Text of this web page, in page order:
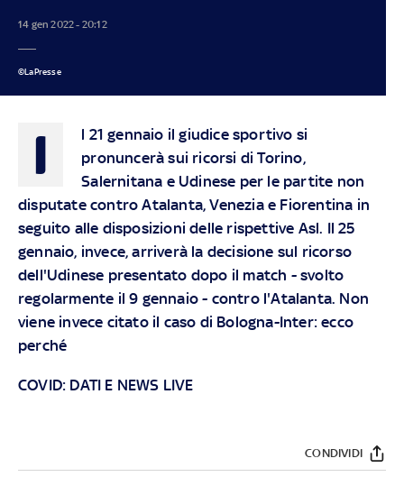
14 gen 2022 - 20:12
©LaPresse
I
l 21 gennaio il giudice sportivo si
pronuncerà sui ricorsi di Torino,
Salernitana e Udinese per le partite non
disputate contro Atalanta, Venezia e Fiorentina in
seguito alle disposizioni delle rispettive Asl. Il 25
gennaio, invece, arriverà la decisione sul ricorso
dell'Udinese presentato dopo il match - svolto
regolarmente il 9 gennaio - contro l'Atalanta. Non
viene invece citato il caso di Bologna-Inter: ecco
perché
COVID: DATI E NEWS LIVE
CONDIVIDI